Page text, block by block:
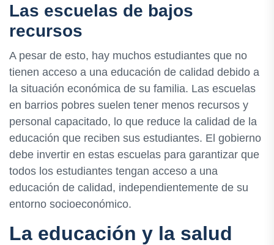
Las escuelas de bajos
recursos
A pesar de esto, hay muchos estudiantes que no
tienen acceso a una educación de calidad debido a
la situación económica de su familia. Las escuelas
en barrios pobres suelen tener menos recursos y
personal capacitado, lo que reduce la calidad de la
educación que reciben sus estudiantes. El gobierno
debe invertir en estas escuelas para garantizar que
todos los estudiantes tengan acceso a una
educación de calidad, independientemente de su
entorno socioeconómico.
La educación y la salud